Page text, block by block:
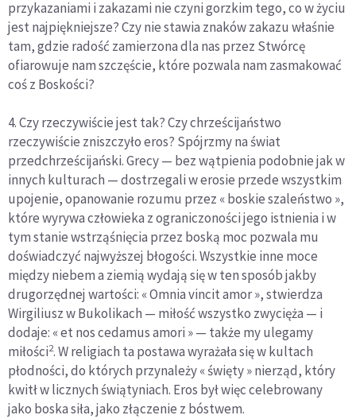
przykazaniami i zakazami nie czyni gorzkim tego, co w życiu
jest najpiękniejsze? Czy nie stawia znaków zakazu właśnie
tam, gdzie radość zamierzona dla nas przez Stwórcę
ofiarowuje nam szczęście, które pozwala nam zasmakować
coś z Boskości?
4. Czy rzeczywiście jest tak? Czy chrześcijaństwo
rzeczywiście zniszczyło eros? Spójrzmy na świat
przedchrześcijański. Grecy — bez wątpienia podobnie jak w
innych kulturach — dostrzegali w erosie przede wszystkim
upojenie, opanowanie rozumu przez « boskie szaleństwo »,
które wyrywa człowieka z ograniczoności jego istnienia i w
tym stanie wstrząśnięcia przez boską moc pozwala mu
doświadczyć najwyższej błogości. Wszystkie inne moce
między niebem a ziemią wydają się w ten sposób jakby
drugorzędnej wartości: « Omnia vincit amor », stwierdza
Wirgiliusz w Bukolikach — miłość wszystko zwycięża — i
dodaje: « et nos cedamus amori » — także my ulegamy
miłości2. W religiach ta postawa wyrażała się w kultach
płodności, do których przynależy « święty » nierząd, który
kwitł w licznych świątyniach. Eros był więc celebrowany
jako boska siła, jako złączenie z bóstwem.